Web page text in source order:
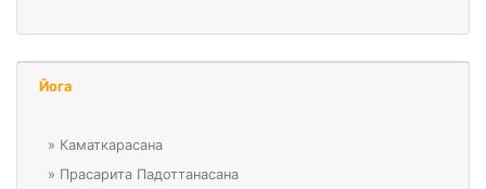
Йога
» Каматкарасана
» Прасарита Падоттанасана